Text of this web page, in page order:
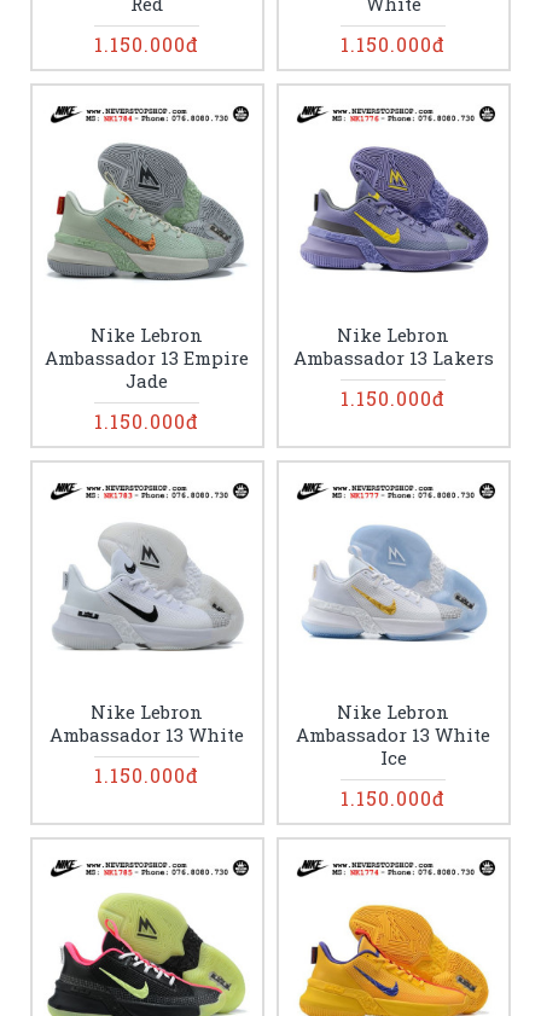
1.150.000đ 1.150.000đ
Nike Lebron
Ambassador 13 Empire
Jade
1.150.000đ
Nike Lebron
Ambassador 13 Lakers
1.150.000đ
Nike Lebron
Ambassador 13 White
1.150.000đ
Nike Lebron
Ambassador 13 White
Ice
1.150.000đ